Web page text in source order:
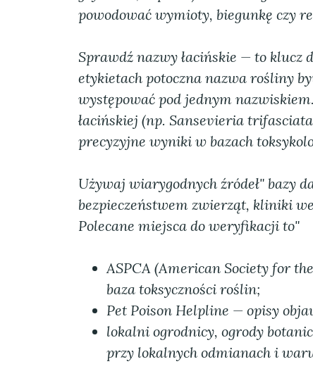
powodować wymioty, biegunkę czy
Sprawdź nazwy łacińskie — to klucz
etykietach potoczna nazwa rośliny
występować pod jednym
łacińskiej (np. Sansevieria
precyzyjne wyniki w bazach
Używaj wiarygodnych źródeł" bazy
bezpieczeństwem zwierząt, kliniki
Polecane miejsca do weryfikacji to"
ASPCA (American Society for
baza toksyczności roślin;
Pet Poison Helpline — opisy
lokalni ogrodnicy, ogrody
przy lokalnych odmianach i